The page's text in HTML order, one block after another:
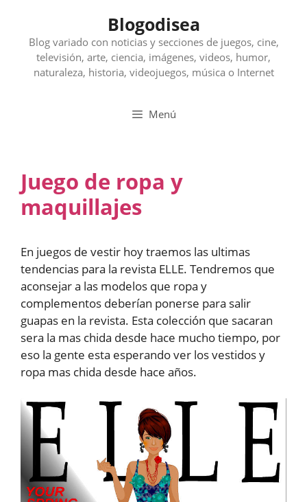
contenido
Blogodisea
Blog variado con noticias y secciones de juegos, cine,
televisión, arte, ciencia, imágenes, videos, humor,
naturaleza, historia, videojuegos, música o Internet
Menú
Juego de ropa y
maquillajes
En juegos de vestir hoy traemos las ultimas
tendencias para la revista ELLE. Tendremos que
aconsejar a las modelos que ropa y
complementos deberían ponerse para salir
guapas en la revista. Esta colección que sacaran
sera la mas chida desde hace mucho tiempo, por
eso la gente esta esperando ver los vestidos y
ropa mas chida desde hace años.